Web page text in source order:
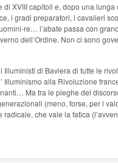
di XVIII capitoli e, dopo una
i gradi preparatori, i cavalieri
re… l’abate passa con
dell’Ordine. Non ci sono
Illuministi di Baviera di tutte le
Illuminismo alla Rivoluzione
Ma tra le pieghe del
(meno, forse, per i
radicale, che vale la fatica